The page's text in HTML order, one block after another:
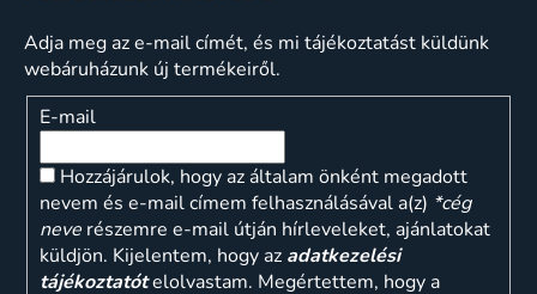
Adja meg az e-mail címét, és mi tájékoztatást küldünk
webáruházunk új termékeiről.
E-mail
Hozzájárulok, hogy az általam önként megadott
nevem és e-mail címem felhasználásával a(z) *cég
neve részemre e-mail útján hírleveleket, ajánlatokat
küldjön. Kijelentem, hogy az adatkezelési
tájékoztatótelolvastam. Megértettem, hogy a